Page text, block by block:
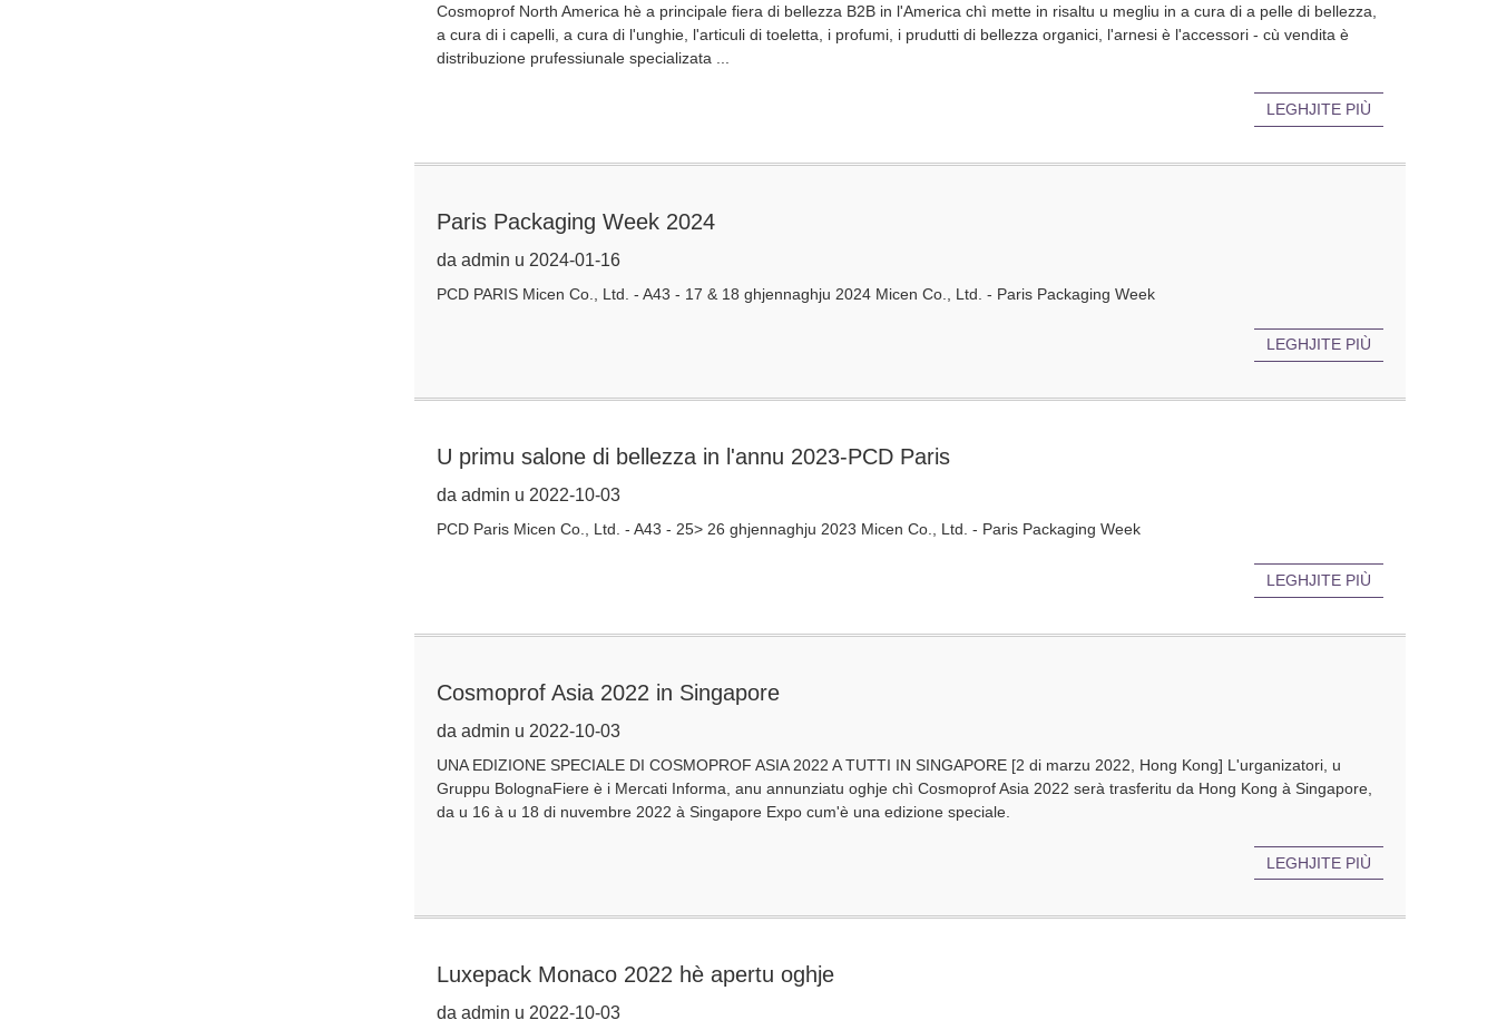
Cosmoprof North America hè a principale fiera di bellezza B2B in l'America chì mette in risaltu u megliu in a cura di a pelle di bellezza,
a cura di i capelli, a cura di l'unghie, l'articuli di toeletta, i profumi, i prudutti di bellezza organici, l'arnesi è l'accessori - cù vendita è
distribuzione prufessiunale specializata ...
LEGHJITE PIÙ
Paris Packaging Week 2024
da admin u 2024-01-16
PCD PARIS Micen Co., Ltd. - A43 - 17 & 18 ghjennaghju 2024 Micen Co., Ltd. - Paris Packaging Week
LEGHJITE PIÙ
U primu salone di bellezza in l'annu 2023-PCD Paris
da admin u 2022-10-03
PCD Paris Micen Co., Ltd. - A43 - 25> 26 ghjennaghju 2023 Micen Co., Ltd. - Paris Packaging Week
LEGHJITE PIÙ
Cosmoprof Asia 2022 in Singapore
da admin u 2022-10-03
UNA EDIZIONE SPECIALE DI COSMOPROF ASIA 2022 A TUTTI IN SINGAPORE [2 di marzu 2022, Hong Kong] L'urganizatori, u
Gruppu BolognaFiere è i Mercati Informa, anu annunziatu oghje chì Cosmoprof Asia 2022 serà trasferitu da Hong Kong à Singapore,
da u 16 à u 18 di nuvembre 2022 à Singapore Expo cum'è una edizione speciale.
LEGHJITE PIÙ
Luxepack Monaco 2022 hè apertu oghje
da admin u 2022-10-03